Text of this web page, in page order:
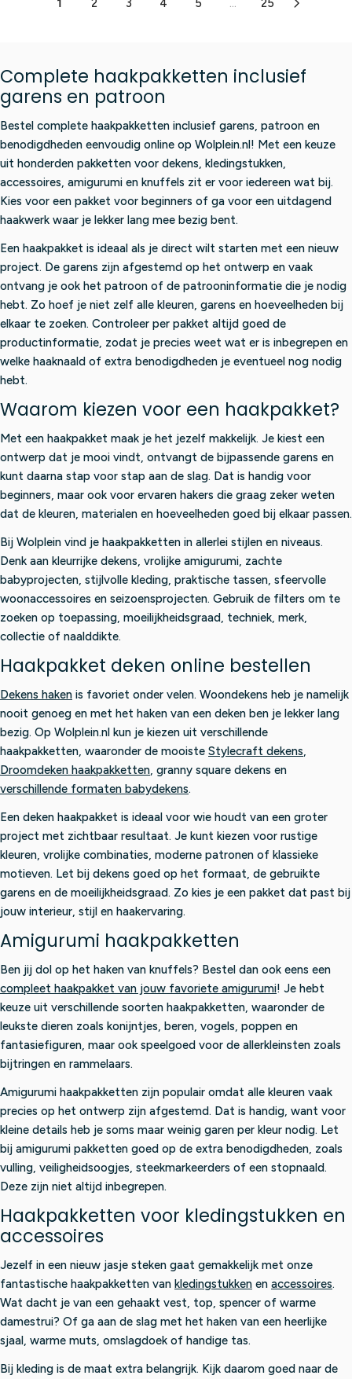
4
,
5
0
5
F
O
€
4
5
,
9
5
E
F
€
2
8
,
9
5
5
,
9
5
E
,
,
N
W
O
N
S
E
F
O
R
€
9
5
I
C
€
3
0
5
A
I
€
8
8
,
5
,
W
O
N
S
A
L
O
€
8
7
,
9
5
1 2 3 4 5 ... 25
Complete haakpakketten inclusief
garens en patroon
Bestel complete haakpakketten inclusief garens, patroon en
benodigdheden eenvoudig online op Wolplein.nl! Met een keuze
uit honderden pakketten voor dekens, kledingstukken,
accessoires, amigurumi en knuffels zit er voor iedereen wat bij.
Kies voor een pakket voor beginners of ga voor een uitdagend
haakwerk waar je lekker lang mee bezig bent.
Een haakpakket is ideaal als je direct wilt starten met een nieuw
project. De garens zijn afgestemd op het ontwerp en vaak
ontvang je ook het patroon of de patrooninformatie die je nodig
hebt. Zo hoef je niet zelf alle kleuren, garens en hoeveelheden bij
elkaar te zoeken. Controleer per pakket altijd goed de
productinformatie, zodat je precies weet wat er is inbegrepen en
welke haaknaald of extra benodigdheden je eventueel nog nodig
hebt.
Waarom kiezen voor een haakpakket?
Met een haakpakket maak je het jezelf makkelijk. Je kiest een
ontwerp dat je mooi vindt, ontvangt de bijpassende garens en
kunt daarna stap voor stap aan de slag. Dat is handig voor
beginners, maar ook voor ervaren hakers die graag zeker weten
dat de kleuren, materialen en hoeveelheden goed bij elkaar passen.
Bij Wolplein vind je haakpakketten in allerlei stijlen en niveaus.
Denk aan kleurrijke dekens, vrolijke amigurumi, zachte
babyprojecten, stijlvolle kleding, praktische tassen, sfeervolle
woonaccessoires en seizoensprojecten. Gebruik de filters om te
zoeken op toepassing, moeilijkheidsgraad, techniek, merk,
collectie of naalddikte.
Haakpakket deken online bestellen
Dekens haken is favoriet onder velen. Woondekens heb je namelijk
nooit genoeg en met het haken van een deken ben je lekker lang
bezig. Op Wolplein.nl kun je kiezen uit verschillende
haakpakketten, waaronder de mooiste Stylecraft dekens,
Droomdeken haakpakketten, granny square dekens en
verschillende formaten babydekens.
Een deken haakpakket is ideaal voor wie houdt van een groter
project met zichtbaar resultaat. Je kunt kiezen voor rustige
kleuren, vrolijke combinaties, moderne patronen of klassieke
motieven. Let bij dekens goed op het formaat, de gebruikte
garens en de moeilijkheidsgraad. Zo kies je een pakket dat past bij
jouw interieur, stijl en haakervaring.
Amigurumi haakpakketten
Ben jij dol op het haken van knuffels? Bestel dan ook eens een
compleet haakpakket van jouw favoriete amigurumi! Je hebt
keuze uit verschillende soorten haakpakketten, waaronder de
leukste dieren zoals konijntjes, beren, vogels, poppen en
fantasiefiguren, maar ook speelgoed voor de allerkleinsten zoals
bijtringen en rammelaars.
Amigurumi haakpakketten zijn populair omdat alle kleuren vaak
precies op het ontwerp zijn afgestemd. Dat is handig, want voor
kleine details heb je soms maar weinig garen per kleur nodig. Let
bij amigurumi pakketten goed op de extra benodigdheden, zoals
vulling, veiligheidsoogjes, steekmarkeerders of een stopnaald.
Deze zijn niet altijd inbegrepen.
Haakpakketten voor kledingstukken en
accessoires
Jezelf in een nieuw jasje steken gaat gemakkelijk met onze
fantastische haakpakketten van kledingstukken en accessoires.
Wat dacht je van een gehaakt vest, top, spencer of warme
damestrui? Of ga aan de slag met het haken van een heerlijke
sjaal, warme muts, omslagdoek of handige tas.
Bij kleding is de maat extra belangrijk. Kijk daarom goed naar de